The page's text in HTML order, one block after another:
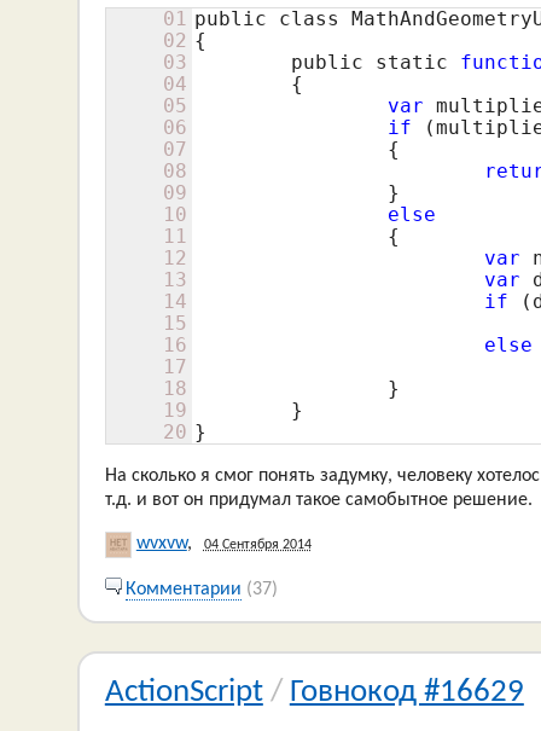
01
02
03
04
05
06
07
08
09
10
11
12
13
14
15
16
17
18
19
20
public class
{
	public static
	{
var
if
else
var
var
if
else
}
На сколько я смог понять задумку, человеку
т.д. и вот он придумал такое самобытное решение.
wvxvw, 04 Сентября 2014
Комментарии (37)
ActionScript/ Говнокод #16629